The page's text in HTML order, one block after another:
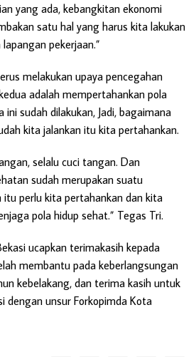
yang ada, kebangkitan ekonomi
satu hal yang harus kita lakukan
pekerjaan.”
melakukan upaya pencegahan
adalah mempertahankan pola
sudah dilakukan, Jadi, bagaimana
kita jalankan itu kita pertahankan.
selalu cuci tangan. Dan
sudah merupakan suatu
perlu kita pertahankan dan kita
pola hidup sehat.” Tegas Tri.
ucapkan terimakasih kepada
membantu pada keberlangsungan
kebelakang, dan terima kasih untuk
dengan unsur Forkopimda Kota